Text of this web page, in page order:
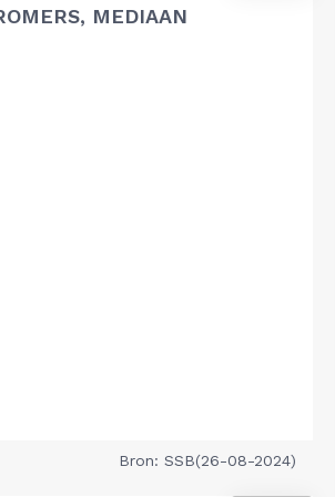
MEDIAAN
Bron: SSB(26-08-2024)